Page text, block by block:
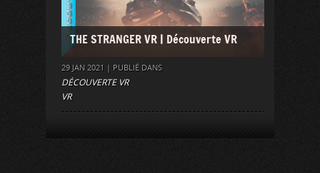
THE STRANGER VR | Découverte VR
29 JAN 2021 | PUBLIÉ DANS
DÉCOUVERTE VR
VR